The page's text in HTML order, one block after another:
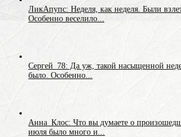
ЛикАпупс: Неделя, как неделя. Были
Особенно веселило...
Сергей_78: Да уж, такой насыщенной
было. Особенно...
Анна_Клос: Что вы думаете о
июля было много и...